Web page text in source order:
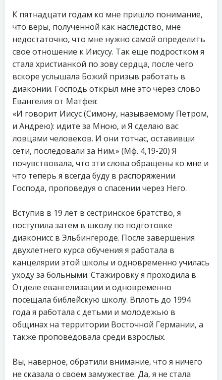
К пятнадцати годам ко мне пришло понимание,
что веры, полученной как наследство, мне
недостаточно, что мне нужно самой определить
свое отношение к Иисусу. Так еще подростком я
стала христианкой по зову сердца, после чего
вскоре услышала Божий призыв работать в
диаконии. Господь открыл мне это через слово
Евангелия от Матфея:
«И говорит Иисус (Симону, называемому Петром,
и Андрею): идите за Мною, и Я сделаю вас
ловцами человеков. И они тотчас, оставивши
сети, последовали за Ним.» (Мф. 4,19-20) Я
почувствовала, что эти слова обращены ко мне и
что теперь я всегда буду в распоряжении
Господа, проповедуя о спасении через Него.
Вступив в 19 лет в сестринское братство, я
поступила затем в школу по подготовке
диаконисс в Эльбингероде. После завершения
двухлетнего курса обучения я работала в
канцелярии этой школы и одновременно училась
уходу за больными. Стажировку я проходила в
Отделе евангелизации и одновременно
посещала библейскую школу. Вплоть до 1994
года я работала с детьми и молодежью в
общинах на территории Восточной Германии, а
также проповедовала среди взрослых.
Вы, наверное, обратили внимание, что я ничего
не сказала о своем замужестве. Да, я не стала